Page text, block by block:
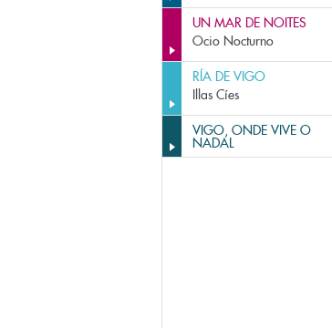
UN MAR DE NOITES
Ocio Nocturno
RÍA DE VIGO
Illas Cíes
VIGO, ONDE VIVE O
NADAL